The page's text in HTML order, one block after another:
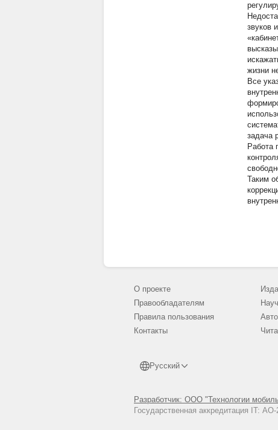
звуков
жизни
Все
задача
Работа
Таким
О проекте
Правообладателям
Правила пользования
Контакты
Русский
Разработчик: ООО "Технологии
Государственная аккредитация IT: